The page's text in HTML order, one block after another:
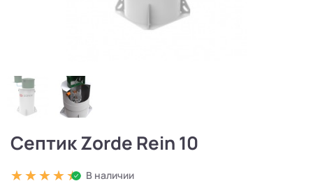
Септик Zorde Rein 10
В наличии